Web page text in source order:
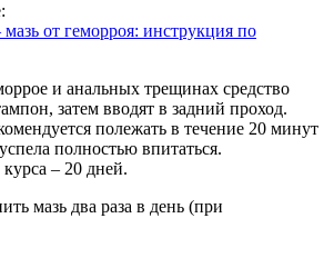
от геморроя: инструкция по
и анальных трещинах средство
затем вводят в задний проход.
полежать в течение 20 минут
полностью впитаться.
– 20 дней.
мазь два раза в день (при